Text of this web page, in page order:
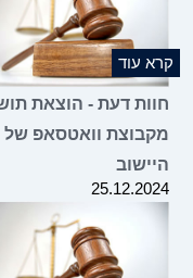
עוד
דעת - הוצאת תושב
וואטסאפ של